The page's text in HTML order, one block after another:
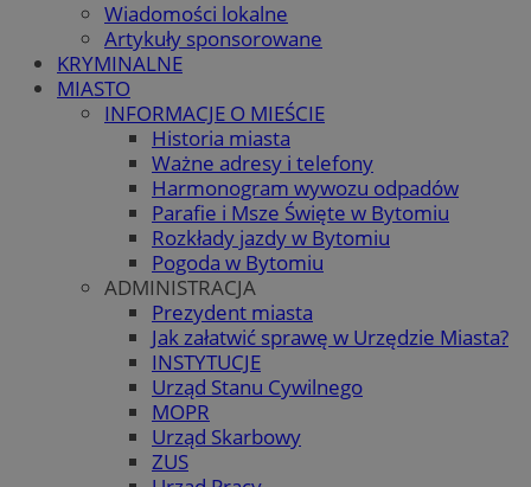
Wiadomości lokalne
Artykuły sponsorowane
KRYMINALNE
MIASTO
INFORMACJE O MIEŚCIE
Historia miasta
Ważne adresy i telefony
Harmonogram wywozu odpadów
Parafie i Msze Święte w Bytomiu
Rozkłady jazdy w Bytomiu
Pogoda w Bytomiu
ADMINISTRACJA
Prezydent miasta
Jak załatwić sprawę w Urzędzie Miasta?
INSTYTUCJE
Urząd Stanu Cywilnego
MOPR
Urząd Skarbowy
ZUS